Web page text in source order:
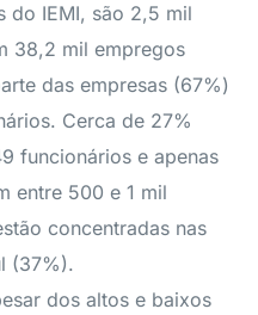
do IEMI, são 2,5 mil
38,2 mil empregos
das empresas (67%)
Cerca de 27%
funcionários e apenas
entre 500 e 1 mil
concentradas nas
(37%).
dos altos e baixos